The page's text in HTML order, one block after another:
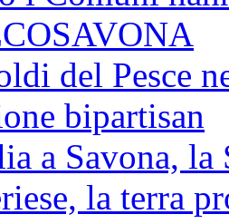
del Pesce
bipartisan
a Savona, la
la terra